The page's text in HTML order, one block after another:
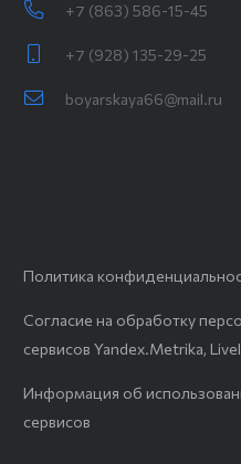
+7 (863) 586-15-45
+7 (928) 135-29-25
boyarskaya66@mail.ru
Политика
Согласие на обработку
сервисов Yandex.Metrika,
Информация об
сервисов